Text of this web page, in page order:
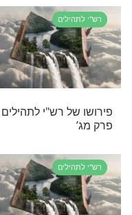
רש"י לתהילים -